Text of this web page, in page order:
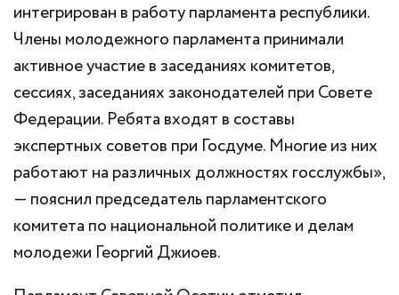
интегрирован в работу парламента республики.
Члены молодежного парламента принимали
активное участие в заседаниях комитетов,
сессиях, заседаниях законодателей при Совете
Федерации. Ребята входят в составы
экспертных советов при Госдуме. Многие из них
работают на различных должностях госслужбы»,
— пояснил председатель парламентского
комитета по национальной политике и делам
молодежи Георгий Джиоев.